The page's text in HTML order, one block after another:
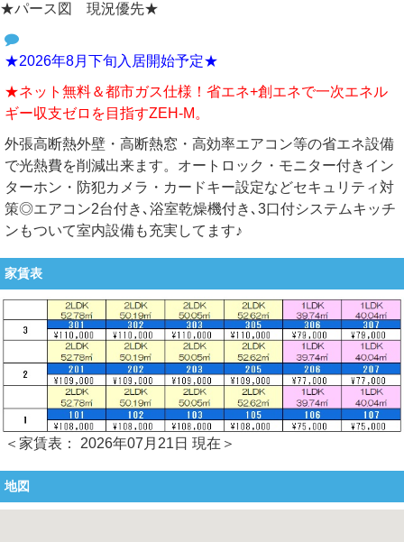
★パース図 現況優先★
★2026年8月下旬入居開始予定★
★ネット無料＆都市ガス仕様！省エネ+創エネで一次エネル
ギー収支ゼロを目指すZEH-M。
外張高断熱外壁・高断熱窓・高効率エアコン等の省エネ設備
で光熱費を削減出来ます。オートロック・モニター付きイン
ターホン・防犯カメラ・カードキー設定などセキュリティ対
策◎エアコン2台付き､浴室乾燥機付き､3口付システムキッチ
ンもついて室内設備も充実してます♪
家賃表
＜家賃表： 2026年07月21日 現在＞
地図